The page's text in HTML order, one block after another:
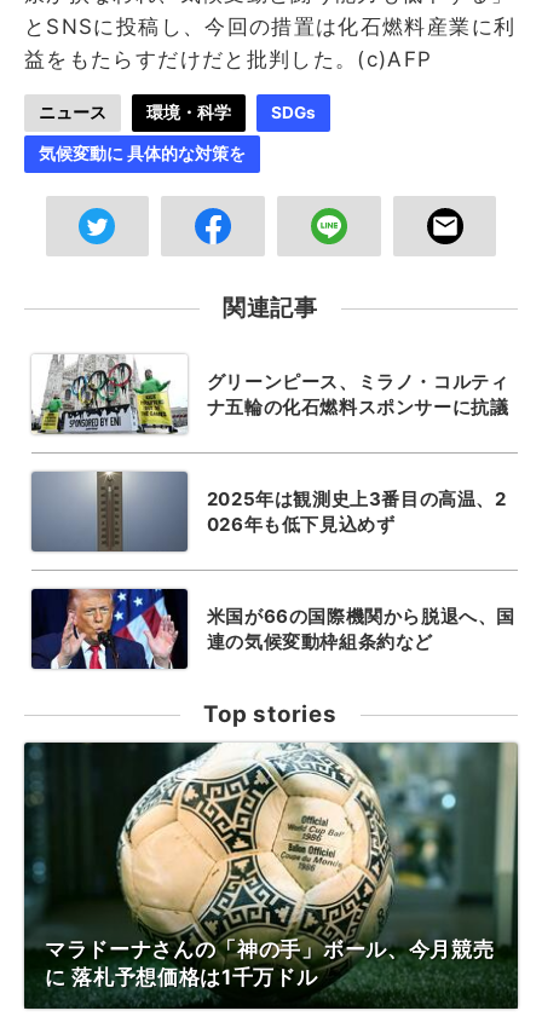
とSNSに投稿し、今回の措置は化石燃料産業に利
益をもたらすだけだと批判した。(c)AFP
ニュース 環境・科学 SDGs
気候変動に 具体的な対策を
関連記事
グリーンピース、ミラノ・コルティ
ナ五輪の化石燃料スポンサーに抗議
2025年は観測史上3番目の高温、2
026年も低下見込めず
米国が66の国際機関から脱退へ、国
連の気候変動枠組条約など
Top stories
マラドーナさんの「神の手」ボール、今月競売
に 落札予想価格は1千万ドル